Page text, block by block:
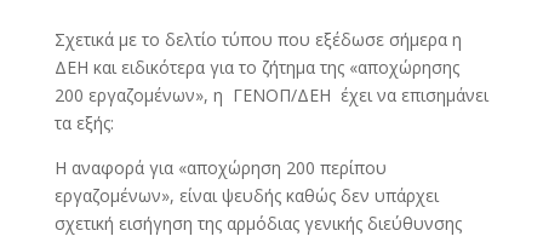
Σχετικά με το δελτίο τύπου που εξέδωσε σήμερα η
ΔΕΗ και ειδικότερα για το ζήτημα της «αποχώρησης
200 εργαζομένων», η ΓΕΝΟΠ/ΔΕΗ έχει να επισημάνει
τα εξής:
Η αναφορά για «αποχώρηση 200 περίπου
εργαζομένων», είναι ψευδής καθώς δεν υπάρχει
σχετική εισήγηση της αρμόδιας γενικής διεύθυνσης